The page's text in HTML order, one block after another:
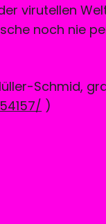
virutellen
noch nie
Schmid,
)